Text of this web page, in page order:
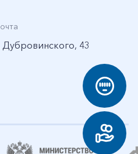
Дубровинского, 43